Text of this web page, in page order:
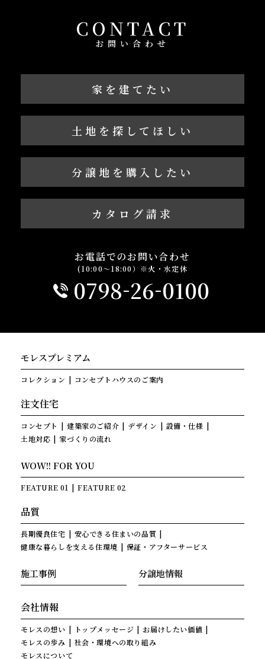
CONTACT
お問い合わせ
家を建てたい
土地を探してほしい
分譲地を購入したい
カタログ請求
お電話でのお問い合わせ
(10:00～18:00）※火・水定休
0798-26-0100
モレスプレミアム
コレクション コンセプトハウスのご案内
注文住宅
コンセプト 建築家のご紹介 デザイン
設備・仕様
土地対応
家づくりの流れ
WOW!! FOR YOU
FEATURE 01 FEATURE 02
品質
長期優良住宅
安心できる住まいの品質
健康な暮らしを支える住環境
保証・アフターサービス
施工事例 分譲地情報
会社情報
モレスの想い トップメッセージ
お届けしたい価値
モレスの歩み
社会・環境への取り組み
モレスについて